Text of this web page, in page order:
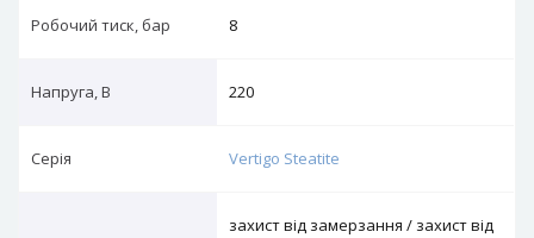
Робочий тиск, бар 8
Напруга, В 220
Серія Vertigo Steatite
захист від замерзання / захист від